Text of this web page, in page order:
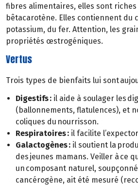
fibres alimentaires, elles sont riches
bêtacarotène. Elles contiennent du
potassium, du fer. Attention, les
propriétés œstrogéniques.
Vertus
Trois types de bienfaits lui sont
Digestifs : il aide à soulager les
(ballonnements, flatulences), et
coliques du nourrisson.
Respiratoires : il facilite
Galactogènes : il soutient la
des jeunes mamans. Veiller à ce
un composant naturel,
cancérogène, ait été mesuré